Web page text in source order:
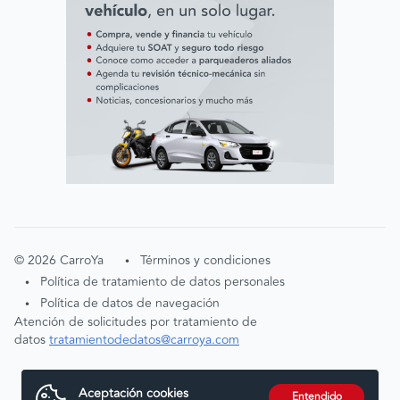
©2026 CarroYa • Términos y condiciones
• Política de tratamiento de datos personales
•
Política de datos de navegación
Atención de solicitudes por tratamiento de
datostratamientodedatos@carroya.com
Aceptación cookies